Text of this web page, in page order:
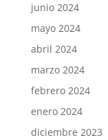
junio 2024
mayo 2024
abril 2024
marzo 2024
febrero 2024
enero 2024
diciembre 2023